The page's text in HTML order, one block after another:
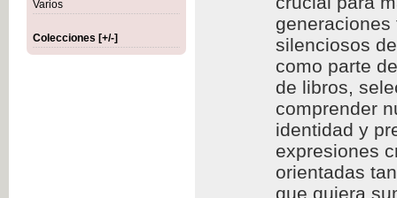
Varios
Colecciones [+/-]
silenciosos
como parte
de libros,
comprender
identidad y
expresiones
orientadas
que quiera